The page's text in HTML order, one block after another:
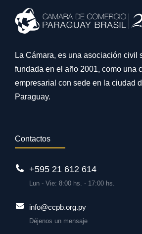
La Cámara, es una asociación civil
fundada en el año 2001, como una
empresarial con sede en la ciudad
Paraguay.
Contactos
+595 21 612 614
Lun - Vie: 8:00 hs. - 17:00 hs.
info@ccpb.org.py
Déjenos un mensaje